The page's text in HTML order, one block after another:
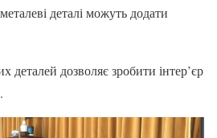
деталі можуть додати
деталей дозволяє зробити інтер’єр